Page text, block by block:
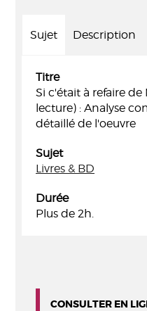
Sujet Description
Titre
Si c'était à refaire de
lecture) : Analyse
détaillé de l'oeuvre
Sujet
Livres & BD
Durée
Plus de 2h.
CONSULTER EN